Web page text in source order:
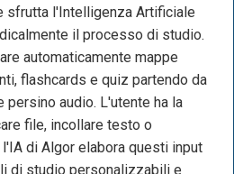
sfrutta l'Intelligenza Artificiale
il processo di studio.
automaticamente mappe
flashcards e quiz partendo da
audio. L'utente ha la
file, incollare testo o
di Algor elabora questi input
di studio personalizzabili e